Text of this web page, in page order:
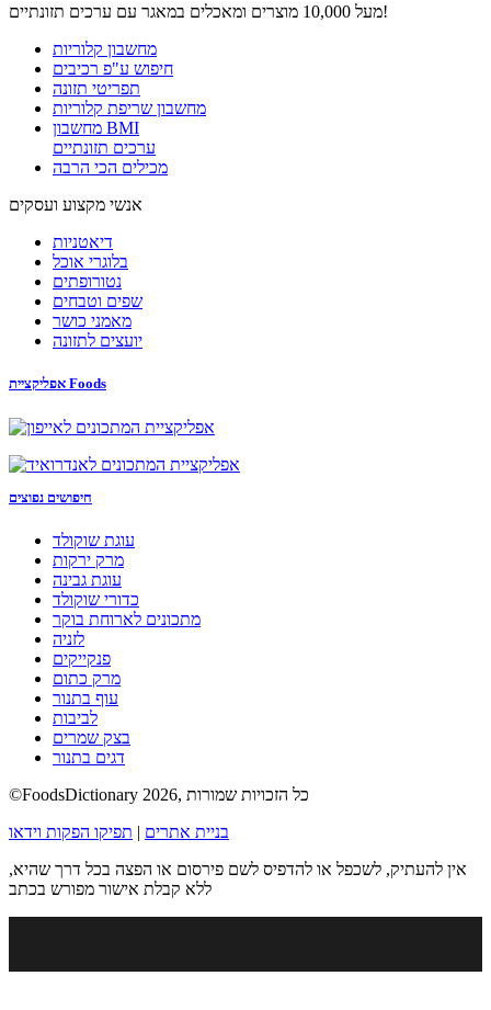
מעל 10,000 מוצרים ומאכלים במאגר עם ערכים תזונתיים!
מחשבון קלוריות
חיפוש ע"פ רכיבים
תפריטי תזונה
מחשבון שריפת קלוריות
מחשבון BMI
ערכים תזונתיים
מכילים הכי הרבה
אנשי מקצוע ועסקים
דיאטניות
בלוגרי אוכל
נטורופתים
שפים וטבחים
מאמני כושר
יועצים לתזונה
אפליקציית Foods
חיפושים נפוצים
עוגת שוקולד
מרק ירקות
עוגת גבינה
כדורי שוקולד
מתכונים לארוחת בוקר
לזניה
פנקייקים
מרק כתום
עוף בתנור
לביבות
בצק שמרים
דגים בתנור
©FoodsDictionary 2026, כל הזכויות שמורות
בניית אתרים | תפיקו הפקות וידאו
אין להעתיק, לשכפל או להדפיס לשם פירסום או הפצה בכל דרך שהיא,
ללא קבלת אישור מפורש בכתב